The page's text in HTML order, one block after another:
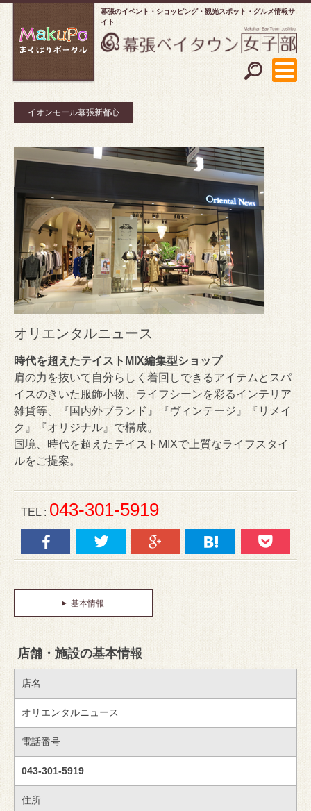
幕張のイベント・ショッピング
観光スポット・グルメ情報サ
イト
イオンモール幕張新都心
オリエンタルニュース
時代を超えたテイストMIX編集型ショップ
肩の力を抜いて自分らしく着回しできるアイテムとスパ
イスのきいた服飾小物、ライフシーンを彩るインテリア
雑貨等、『国内外ブランド』『ヴィンテージ』『リメイ
ク』『オリジナル』で構成。
国境、時代を超えたテイストMIXで上質なライフスタイ
ルをご提案。
TEL : 043-301-5919
基本情報
店舗・施設の基本情報
店名
オリエンタルニュース
電話番号
043-301-5919
住所